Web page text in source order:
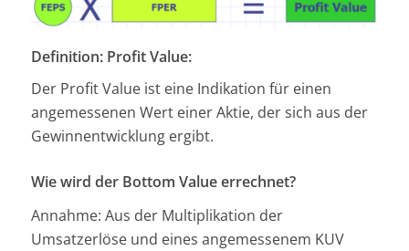
Definition: Profit Value:
Der Profit Value ist eine Indikation für einen
angemessenen Wert einer Aktie, der sich aus der
Gewinnentwicklung ergibt.
Wie wird der Bottom Value errechnet?
Annahme: Aus der Multiplikation der
Umsatzerlöse und eines angemessenem KUV